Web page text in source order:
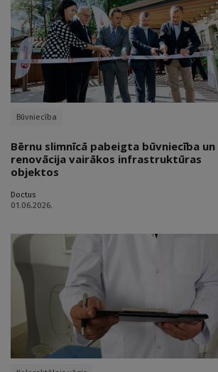
Būvniecība
Bērnu slimnīcā pabeigta būvniecība un
renovācija vairākos infrastruktūras
objektos
Doctus
01.06.2026.